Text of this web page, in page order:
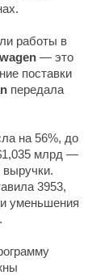
работы в
— это
поставки
передала
на 56%, до
млрд —
выручки.
3953,
уменьшения